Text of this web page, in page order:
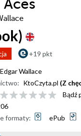
Aces
+19 pkt
Edgar Wallace
KtoCzyta.pl (Z
Bądź
formaty:
ePub